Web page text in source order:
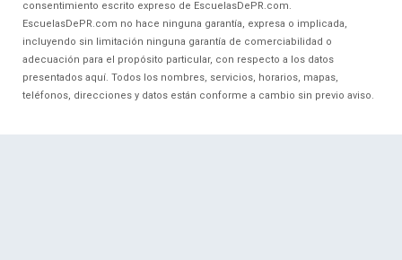
consentimiento escrito expreso de EscuelasDePR.com.
EscuelasDePR.com no hace ninguna garantía, expresa o implicada,
incluyendo sin limitación ninguna garantía de comerciabilidad o
adecuación para el propósito particular, con respecto a los datos
presentados aquí. Todos los nombres, servicios, horarios, mapas,
teléfonos, direcciones y datos están conforme a cambio sin previo aviso.